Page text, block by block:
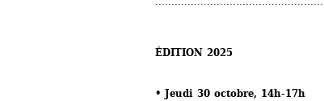
ÉDITION 2025
• Jeudi 30 octobre, 14h-17h